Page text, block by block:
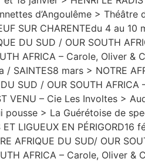
d’Angoulême >
SUR CHARENTEdu 4 au 10
DU SUD / OUR SOUTH
AFRICA – Carole, Oliver
mars > NOTRE
SUD / OUR SOUTH
VENU – Cie Les Involtes >
pousse > La Guérétoise de
LIGUEUX EN PÉRIGORD16
AFRIQUE DU SUD/ OUR
AFRICA – Carole, Oliver